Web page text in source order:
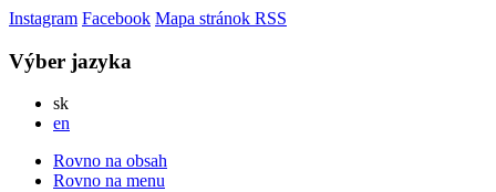
Instagram Facebook Mapa stránok RSS
Výber jazyka
skSlovensky
en
Rovno na obsah
Rovno na menu